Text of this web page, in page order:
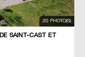
20 PHOTO(S)
SAINT-CAST ET